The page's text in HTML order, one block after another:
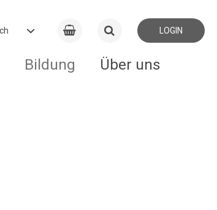
LOGIN
Bildung Über uns